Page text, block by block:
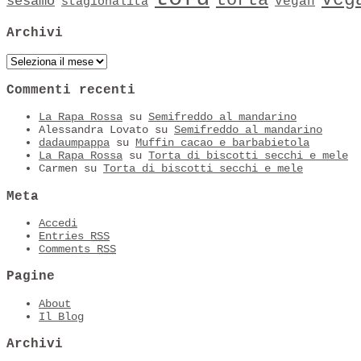
Archivi
Archivi
Commenti recenti
La Rapa Rossa su Semifreddo al mandarino
Alessandra Lovato su Semifreddo al mandarino
dadaumpappa su Muffin cacao e barbabietola
La Rapa Rossa su Torta di biscotti secchi e mele
Carmen su Torta di biscotti secchi e mele
Meta
Accedi
Entries RSS
Comments RSS
Pagine
About
Il Blog
Archivi